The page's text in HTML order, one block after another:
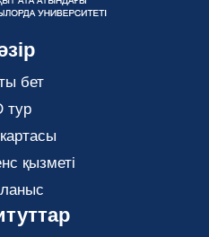
бет
тур
қызметі